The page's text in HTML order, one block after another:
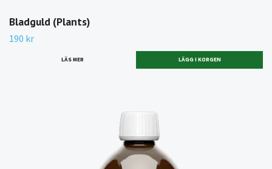
Bladguld (Plants)
190 kr
LÄS MER LÄGG I KORGEN